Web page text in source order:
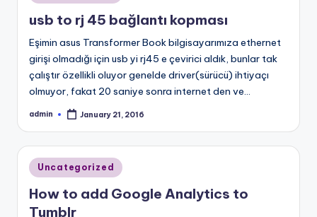
in
usb to rj 45 bağlantı kopması
Eşimin asus Transformer Book bilgisayarımıza ethernet
girişi olmadığı için usb yi rj45 e çevirici aldık, bunlar tak
çalıştır özellikli oluyor genelde driver(sürücü) ihtiyaçı
olmuyor, fakat 20 saniye sonra internet den ve…
Posted
admin January 21, 2016
Posted
in
Uncategorized
How to add Google Analytics to
Tumblr